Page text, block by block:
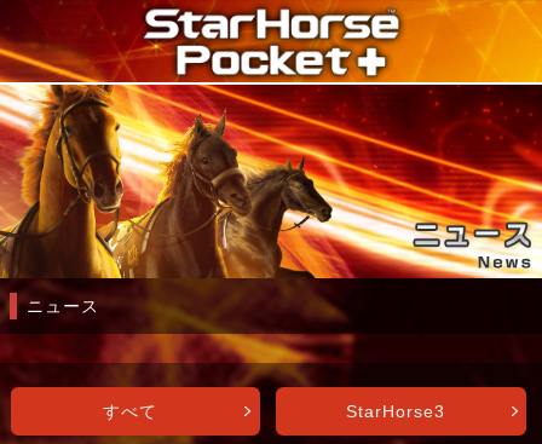
ニュース
すべて StarHorse3